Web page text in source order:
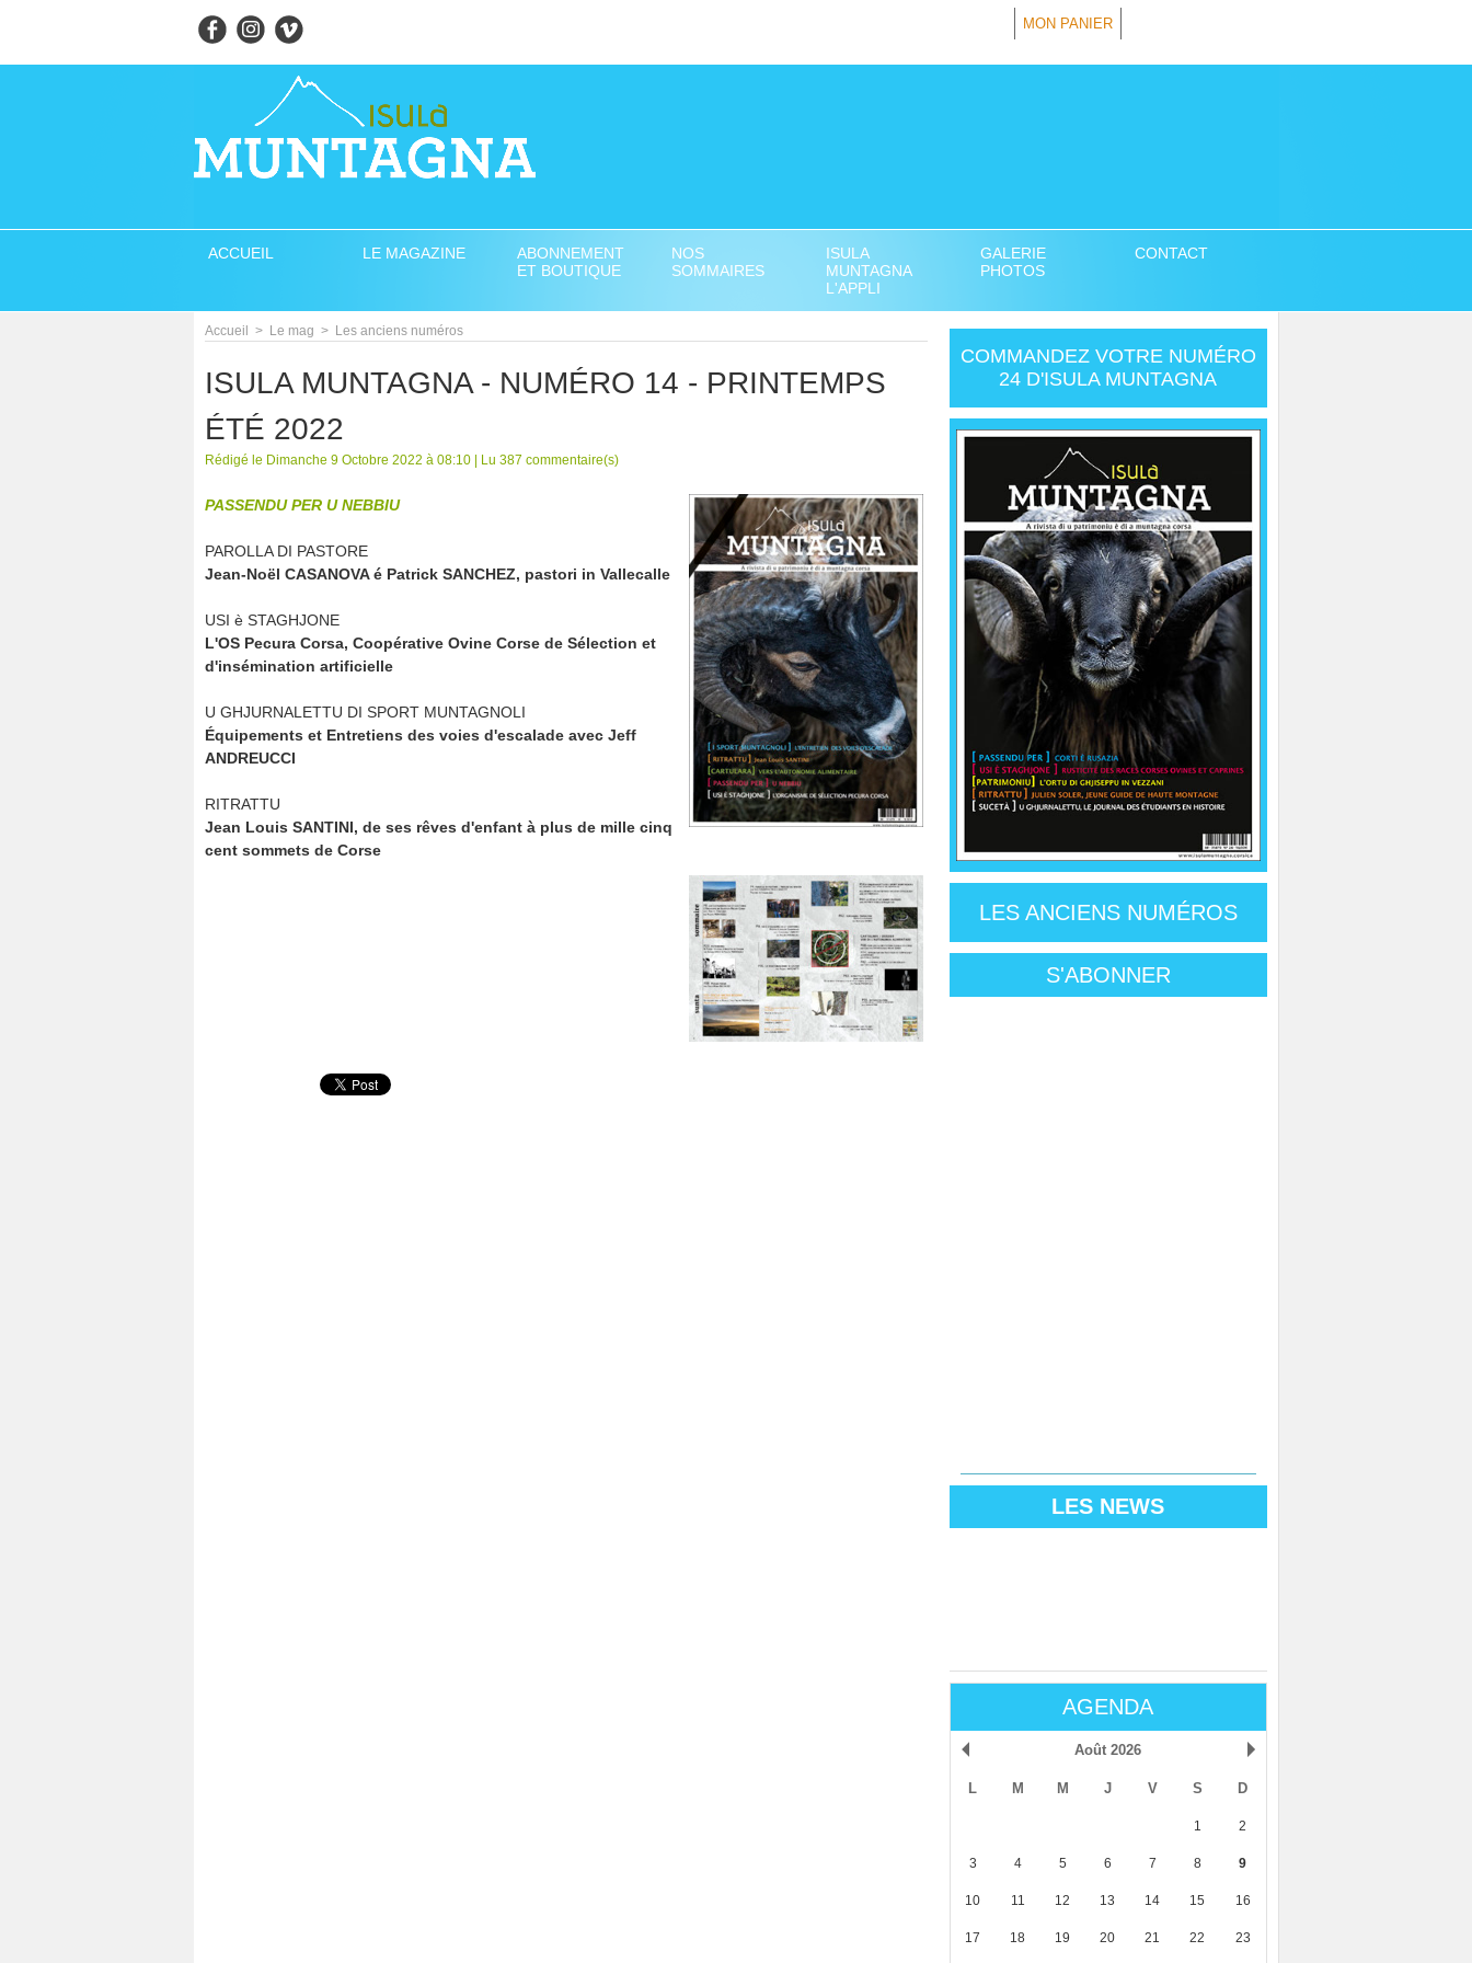
MON PANIER
ACCUEIL LE MAGAZINE
ABONNEMENT
ET BOUTIQUE
NOS
SOMMAIRES
ISULA
MUNTAGNA
L'APPLI
GALERIE
PHOTOS
CONTACT
Accueil > Le mag > Les anciens numéros
ISULA MUNTAGNA - NUMÉRO 14 - PRINTEMPS
ÉTÉ 2022
Rédigé le Dimanche 9 Octobre 2022 à 08:10 | Lu 387 commentaire(s)
PASSENDU PER U NEBBIU
PAROLLA DI PASTORE
Jean-Noël CASANOVA é Patrick SANCHEZ, pastori in Vallecalle
USI è STAGHJONE
L'OS Pecura Corsa, Coopérative Ovine Corse de Sélection et
d'insémination artificielle
U GHJURNALETTU DI SPORT MUNTAGNOLI
Équipements et Entretiens des voies d'escalade avec Jeff
ANDREUCCI
RITRATTU
Jean Louis SANTINI, de ses rêves d'enfant à plus de mille cinq
cent sommets de Corse
COMMANDEZ VOTRE NUMÉRO
24 D'ISULA MUNTAGNA
LES ANCIENS NUMÉROS
S'ABONNER
LES NEWS
AGENDA
Août 2026
L M M J V S D
1 2
3 4 5 6 7 8 9
10 11 12 13 14 15 16
17 18 19 20 21 22 23